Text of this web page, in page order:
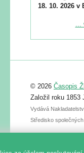
18. 10. 2026 v
Podrobnější
Registrovat se
abstraktu
posteru je už
...
© 2026 Časopis
Založil roku 1853
Vydává
Středisko společných